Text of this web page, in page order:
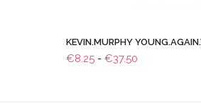
KEVIN.MURPHY
€8.25 - €37.50